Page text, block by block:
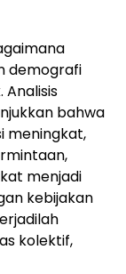
demografi
bahwa
meningkat,
menjadi
kebijakan
kolektif,